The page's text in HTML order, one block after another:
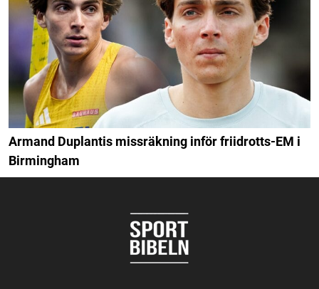
Armand Duplantis missräkning inför friidrotts-EM i
Birmingham